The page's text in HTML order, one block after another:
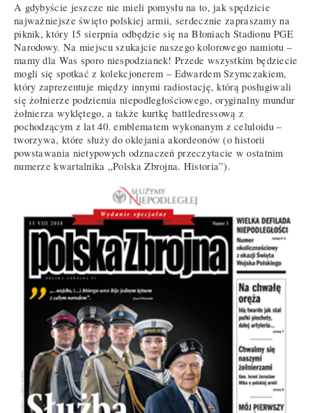
A gdybyście jeszcze nie mieli pomysłu na to, jak spędzicie
najważniejsze święto polskiej armii, serdecznie zapraszamy na
piknik, który 15 sierpnia odbędzie się na Błoniach Stadionu PGE
Narodowy. Na miejscu szukajcie naszego kolorowego namiotu –
mamy dla Was sporo niespodzianek! Przede wszystkim będziecie
mogli się spotkać z kolekcjonerem – Edwardem Szymczakiem,
który zaprezentuje między innymi radiostację, którą posługiwali
się żołnierze podziemia niepodległościowego, oryginalny mundur
żołnierza wyklętego, a także kurtkę battledressową z
pochodzącym z lat 40. emblematem wykonanym z celuloidu –
tworzywa, które służy do oklejania akordeonów (o historii
powstawania nietypowych odznaczeń przeczytacie w ostatnim
numerze kwartalnika „Polska Zbrojna. Historia”).